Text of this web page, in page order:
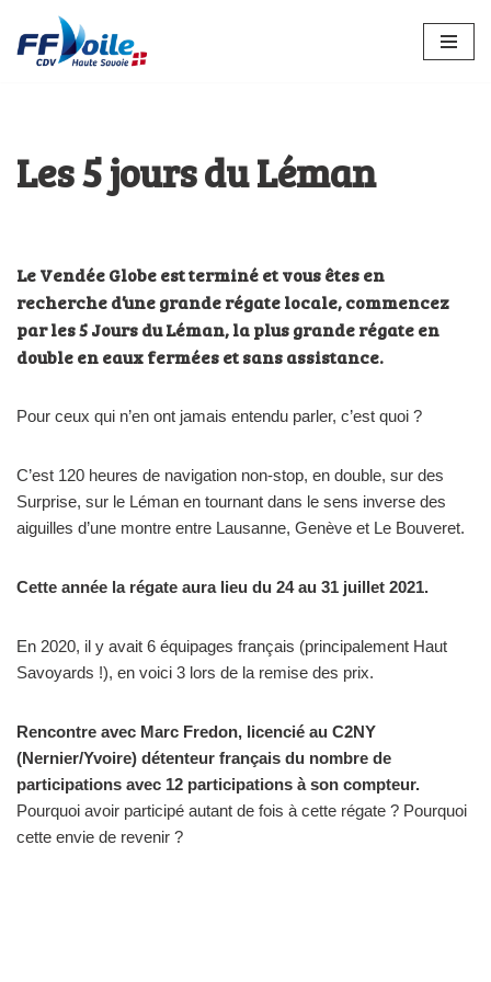
Aller
Les 5 jours du Léman
Le Vendée Globe est terminé et vous êtes en
recherche d’une grande régate locale, commencez
par les 5 Jours du Léman, la plus grande régate en
double en eaux fermées et sans assistance.
Pour ceux qui n’en ont jamais entendu parler, c’est quoi ?
C’est 120 heures de navigation non-stop, en double, sur des
Surprise, sur le Léman en tournant dans le sens inverse des
aiguilles d’une montre entre Lausanne, Genève et Le Bouveret.
Cette année la régate aura lieu du 24 au 31 juillet 2021.
En 2020, il y avait 6 équipages français (principalement Haut
Savoyards !), en voici 3 lors de la remise des prix.
Rencontre avec Marc Fredon, licencié au C2NY
(Nernier/Yvoire) détenteur français du nombre de
participations avec 12 participations à son compteur.
Pourquoi avoir participé autant de fois à cette régate ? Pourquoi
cette envie de revenir ?